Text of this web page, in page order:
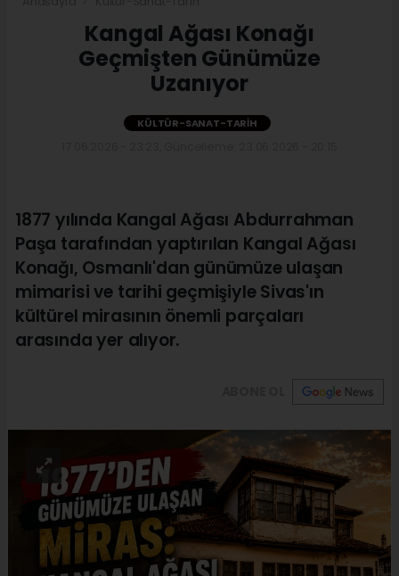
Kangal Ağası Konağı
Geçmişten Günümüze
Uzanıyor
KÜLTÜR-SANAT-TARIH
1877 yılında Kangal Ağası Abdurrahman
Paşa tarafından yaptırılan Kangal Ağası
Konağı, Osmanlı'dan günümüze ulaşan
mimarisi ve tarihi geçmişiyle Sivas'ın
kültürel mirasının önemli parçaları
arasında yer alıyor.